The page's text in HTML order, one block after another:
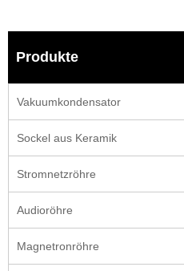
Produkte
Vakuumkondensator
Sockel aus Keramik
Stromnetzröhre
Audioröhre
Magnetronröhre